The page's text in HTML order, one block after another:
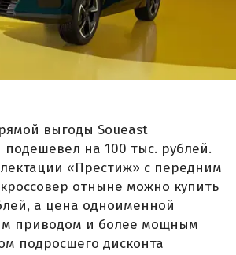
выгоды Soueast
подешевел на 100 тыс. рублей.
«Престиж» с передним
отныне можно купить
а цена одноименной
приводом и более мощным
подросшего дисконта